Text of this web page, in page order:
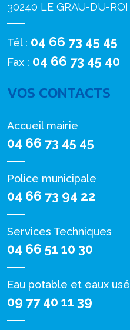
30240 LE GRAU-DU-ROI
Tél : 04 66 73 45 45
Fax : 04 66 73 45 40
VOS CONTACTS
Accueil mairie
04 66 73 45 45
Police municipale
04 66 73 94 22
Services Techniques
04 66 51 10 30
Eau potable et eaux
09 77 40 11 39